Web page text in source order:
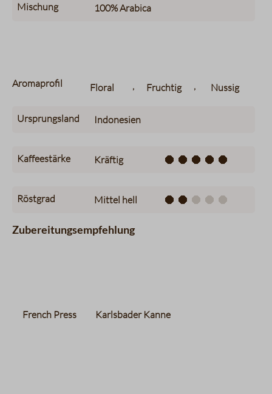
Mischung 100%Arabica
Aromaprofil Floral , Fruchtig , Nussig
Ursprungsland Indonesien
Kaffeestärke Kräftig
Röstgrad Mittel hell
Zubereitungsempfehlung
French Press Karlsbader Kanne